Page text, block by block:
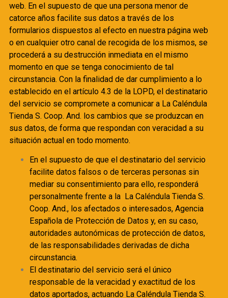
web. En el supuesto de que una persona menor de
catorce años facilite sus datos a través de los
formularios dispuestos al efecto en nuestra página web
o en cualquier otro canal de recogida de los mismos, se
procederá a su destrucción inmediata en el mismo
momento en que se tenga conocimiento de tal
circunstancia. Con la finalidad de dar cumplimiento a lo
establecido en el artículo 4.3 de la LOPD, el destinatario
del servicio se compromete a comunicar a La Caléndula
Tienda S. Coop. And. los cambios que se produzcan en
sus datos, de forma que respondan con veracidad a su
situación actual en todo momento.
En el supuesto de que el destinatario del servicio
facilite datos falsos o de terceras personas sin
mediar su consentimiento para ello, responderá
personalmente frente a la La Caléndula Tienda S.
Coop. And., los afectados o interesados, Agencia
Española de Protección de Datos y, en su caso,
autoridades autonómicas de protección de datos,
de las responsabilidades derivadas de dicha
circunstancia.
El destinatario del servicio será el único
responsable de la veracidad y exactitud de los
datos aportados, actuando La Caléndula Tienda S.